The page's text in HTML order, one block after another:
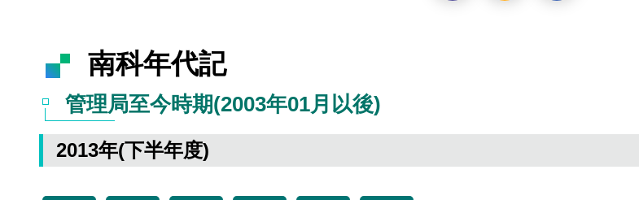
サ ド
南科年代記
管理局至今時期(2003年01月以後)
2013年(下半年度)